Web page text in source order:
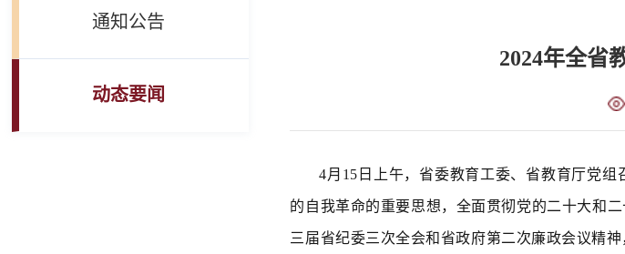
通知公告
动态要闻
2024年全省
4月15日上午，省委教育工委、省教育厅党
的自我革命的重要思想，全面贯彻党的二十大和
三届省纪委三次全会和省政府第二次廉政会议精